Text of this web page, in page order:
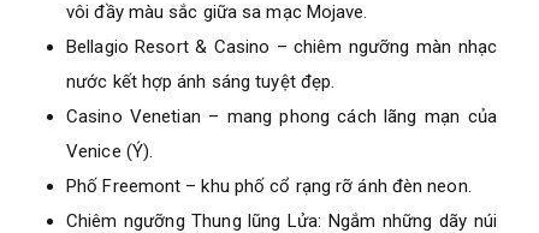
vôi đầy màu sắc giữa sa mạc Mojave.
Bellagio Resort & Casino – chiêm ngưỡng màn nhạc
nước kết hợp ánh sáng tuyệt đẹp.
Casino Venetian – mang phong cách lãng mạn của
Venice (Ý).
Phố Freemont – khu phố cổ rạng rỡ ánh đèn neon.
Chiêm ngưỡng Thung lũng Lửa: Ngắm những dãy núi